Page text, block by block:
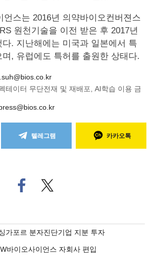
언스는 2016년 의약바이오컨버젼스
원천기술을 이전 받은 후 2017년
. 지난해에는 미국과 일본에서 특
, 유럽에도 특허를 출원한 상태다.
테이터 무단전재 및 재배포, AI학습 이용 금
텔레그램 카카오톡
페
이
로
기
사
트위
터로
가포르 분자진단기업 지분 투자
바이오사이언스 자회사 편입